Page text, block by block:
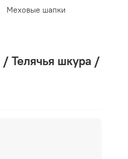
Меховые шапки
Телячья шкура /